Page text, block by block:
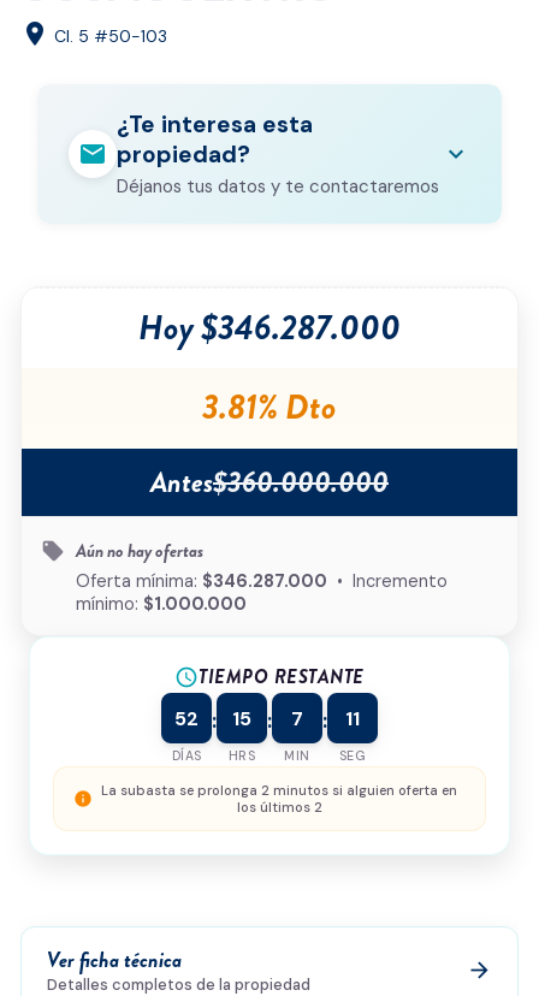
location_on Cl. 5 #50-103
mail
¿Te interesa esta
propiedad?
Déjanos tus datos y te contactaremos
expand_more
Correo electrónico
¿Cómo podemos ayudarte?
política de privacidady el
tratamiento de
Enviar solicitud
Hoy $346.287.000
3.81% Dto
Antes$360.000.000
local_offer Aún no hay ofertas
Oferta mínima: $346.287.000 • Incremento
mínimo: $1.000.000
scheduleTIEMPO RESTANTE
52
DÍAS
: 15
HRS
: 7
MIN
: 11
SEG
info La subasta se prolonga 2 minutos si alguien oferta en
los últimos 2
Ver ficha técnica
Detalles completos de la propiedad
arrow_forward